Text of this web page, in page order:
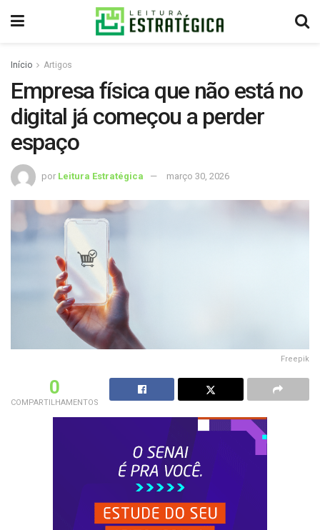
Início Artigos
Empresa física que não está no
digital já começou a perder
espaço
por Leitura Estratégica março 30, 2026
Freepik
0
COMPARTILHAMENTOS